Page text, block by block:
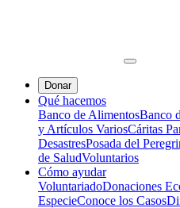
Donar
Qué hacemos
Banco de AlimentosBanco
y Artículos VariosCáritas
DesastresPosada del
de SaludVoluntarios
Cómo ayudar
VoluntariadoDonaciones
EspecieConoce los Casos